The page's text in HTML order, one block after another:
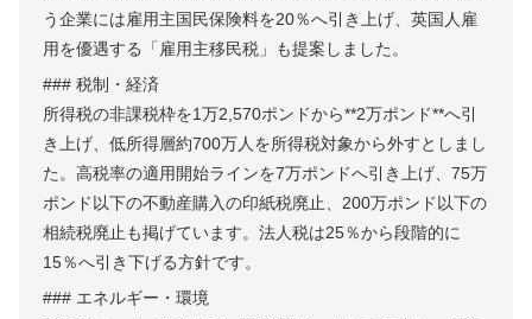
う企業には雇用主国民保険料を20％へ引き上げ、英国人雇
用を優遇する「雇用主移民税」も提案しました。
### 税制・経済
所得税の非課税枠を1万2,570ポンドから**2万ポンド**へ引
き上げ、低所得層約700万人を所得税対象から外すとしまし
た。高税率の適用開始ラインを7万ポンドへ引き上げ、75万
ポンド以下の不動産購入の印紙税廃止、200万ポンド以下の
相続税廃止も掲げています。法人税は25％から段階的に
15％へ引き下げる方針です。
### エネルギー・環境